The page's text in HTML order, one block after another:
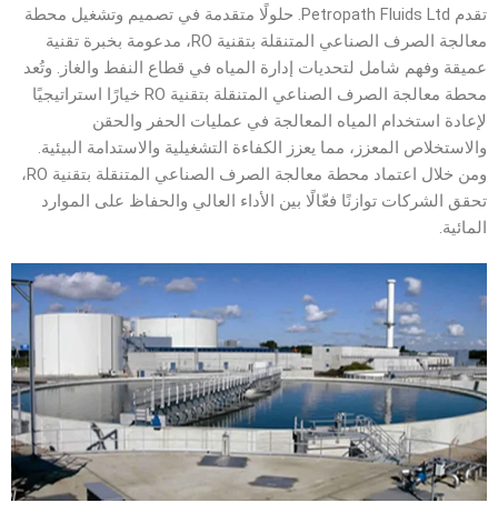
تقدم Petropath Fluids Ltd. حلولًا متقدمة في تصميم وتشغيل محطة
معالجة الصرف الصناعي المتنقلة بتقنية RO، مدعومة بخبرة تقنية
عميقة وفهم شامل لتحديات إدارة المياه في قطاع النفط والغاز. وتُعد
محطة معالجة الصرف الصناعي المتنقلة بتقنية RO خيارًا استراتيجيًا
لإعادة استخدام المياه المعالجة في عمليات الحفر والحقن
والاستخلاص المعزز، مما يعزز الكفاءة التشغيلية والاستدامة البيئية.
ومن خلال اعتماد محطة معالجة الصرف الصناعي المتنقلة بتقنية RO،
تحقق الشركات توازنًا فعّالًا بين الأداء العالي والحفاظ على الموارد
المائية.